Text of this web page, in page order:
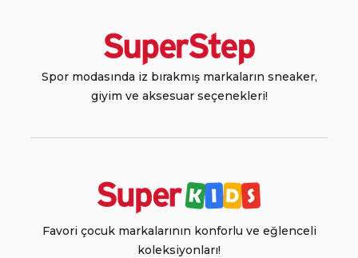
Spor modasında iz bırakmış markaların sneaker,
giyim ve aksesuar seçenekleri!
Favori çocuk markalarının konforlu ve eğlenceli
koleksiyonları!